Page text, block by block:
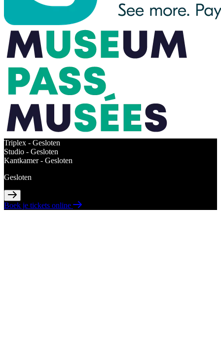
Triplex - Gesloten
Studio - Gesloten
Kantkamer - Gesloten
Gesloten
Boek je tickets online